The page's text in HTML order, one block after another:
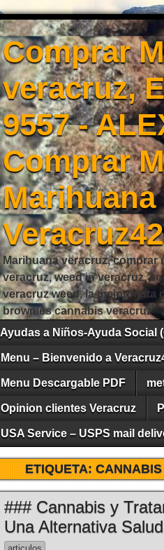
Comprar
veracruz,
9557 -
Comprar
Marihuana
Marihuana veracruz, comprar
veracruz, weed in veracruz,
veracruz weed, la mejor mota
brownies cannabis veracruz
Ayudas a Niños-Ayuda Social
Menu – Bienvenido a
Menu Descargable PDF
Opinion clientes Veracruz
USA Service – USPS mail
ETIQUETA:
### Cannabis y
Una Alternativa